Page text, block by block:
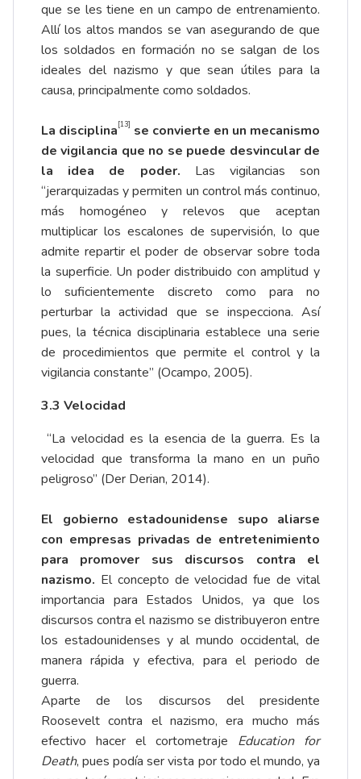
que se les tiene en un campo de entrenamiento.
Allí los altos mandos se van asegurando de que
los soldados en formación no se salgan de los
ideales del nazismo y que sean útiles para la
causa, principalmente como soldados.
La disciplina[13] se convierte en un mecanismo
de vigilancia que no se puede desvincular de
la idea de poder. Las vigilancias son
“jerarquizadas y permiten un control más continuo,
más homogéneo y relevos que aceptan
multiplicar los escalones de supervisión, lo que
admite repartir el poder de observar sobre toda
la superficie. Un poder distribuido con amplitud y
lo suficientemente discreto como para no
perturbar la actividad que se inspecciona. Así
pues, la técnica disciplinaria establece una serie
de procedimientos que permite el control y la
vigilancia constante” (Ocampo, 2005).
3.3 Velocidad
“La velocidad es la esencia de la guerra. Es la
velocidad que transforma la mano en un puño
peligroso” (Der Derian, 2014).
El gobierno estadounidense supo aliarse
con empresas privadas de entretenimiento
para promover sus discursos contra el
nazismo. El concepto de velocidad fue de vital
importancia para Estados Unidos, ya que los
discursos contra el nazismo se distribuyeron entre
los estadounidenses y al mundo occidental, de
manera rápida y efectiva, para el periodo de
guerra.
Aparte de los discursos del presidente
Roosevelt contra el nazismo, era mucho más
efectivo hacer el cortometraje Education for
Death, pues podía ser vista por todo el mundo, ya